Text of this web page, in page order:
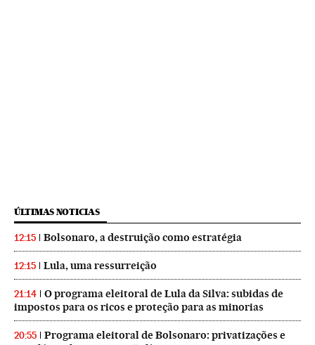
ÚLTIMAS NOTICIAS
12:15 Bolsonaro, a destruição como estratégia
12:15 Lula, uma ressurreição
21:14
O programa eleitoral de Lula da Silva: subidas de
impostos para os ricos e proteção para as minorias
20:55
Programa eleitoral de Bolsonaro: privatizações e